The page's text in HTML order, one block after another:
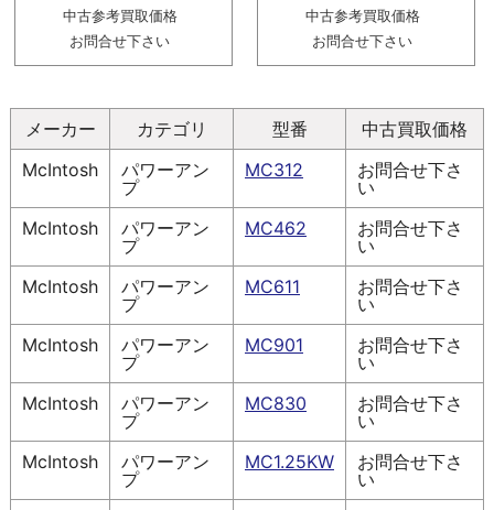
中古参考買取価格
お問合せ下さい
中古参考買取価格
お問合せ下さい
メーカー カテゴリ 型番
中古買取価格
McIntosh
パワーアン
プ
MC312
お問合せ下さ
い
McIntosh
パワーアン
プ
MC462
お問合せ下さ
い
McIntosh
パワーアン
プ
MC611
お問合せ下さ
い
McIntosh
パワーアン
プ
MC901
お問合せ下さ
い
McIntosh
パワーアン
プ
MC830
お問合せ下さ
い
McIntosh
パワーアン
プ
MC1.25KW
お問合せ下さ
い